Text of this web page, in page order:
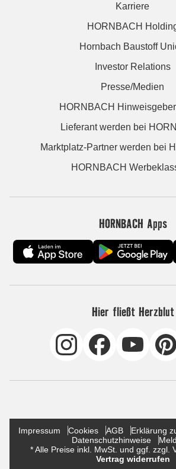
Karriere
HORNBACH
Hornbach Baustoff
Investor Relations
Presse/Medien
HORNBACH
Lieferant werden bei
Marktplatz-Partner werden bei
HORNBACH
HORNBACH Apps
Hier fließt Herzblut
Impressum Cookies AGB
Erklärung
Datenschutzhinweise
* Alle Preise inkl. MwSt. und ggf. zzgl.
Vertrag widerrufen